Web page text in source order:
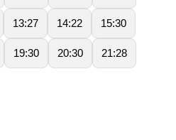
13:27 14:22 15:30
19:30 20:30 21:28